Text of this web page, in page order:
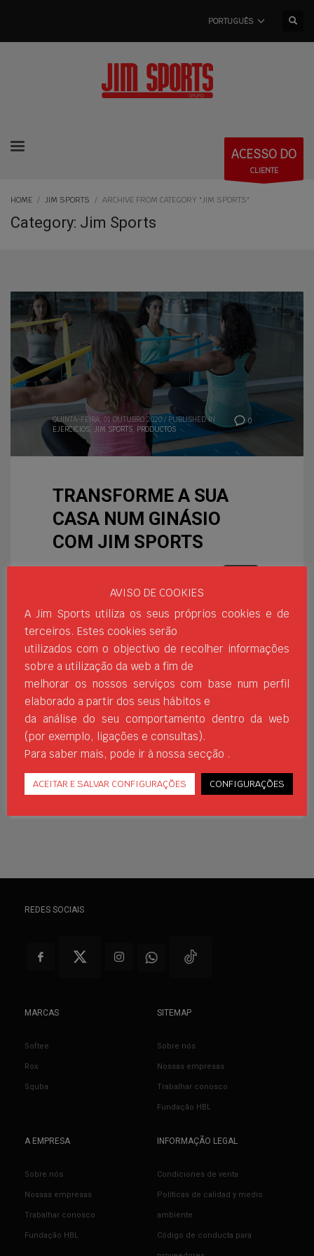
PORTUGUÊS
ACESSO DO
CLIENTE
HOME JIM SPORTS ARCHIVE FROM CATEGORY "JIM SPORTS"
Category: Jim Sports
0
QUINTA-FEIRA, 01 OUTUBRO 2020 / PUBLISHED IN
EJERCICIOS, JIM SPORTS, PRODUCTOS
TRANSFORME A SUA
CASA NUM GINÁSIO
COM JIM SPORTS
O desporto é para muitas
pessoas um pilar fundamental
rotina indispensável para
muitas pessoas que, durante os últimos e
complicados meses, se tornou difícil de
começar. Os benefícios do desporto são
inumeráveis, tanto física como
psicologicamente e podem tornar-se uma
válvula de escape em cualquier situação.
A fim de
JIMSPORTS
MATERIAL DEPORTIVO
REDES SOCIAIS
MARCAS
Softee
Rox
Squba
SITEMAP
Sobre nós
Nossas empresas
Trabalhar conosco
Fundação HBL
A EMPRESA
Sobre nós
Nossas empresas
Trabalhar conosco
Fundação HBL
INFORMAÇÃO LEGAL
Condiciones de venta
Políticas de calidad y medio
ambiente
Código de conducta para
AVISO DE COOKIES
A Jim Sports utiliza os seus próprios cookies e de
terceiros. Estes cookies serão
utilizados com o objectivo de recolher informações
sobre a utilização da web a fim de
melhorar os nossos serviços com base num perfil
elaborado a partir dos seus hábitos e
da análise do seu comportamento dentro da web
(por exemplo, ligações e consultas).
Para saber mais, pode ir à nossa secção .
ACEITAR E SALVAR CONFIGURAÇÕES CONFIGURAÇÕES